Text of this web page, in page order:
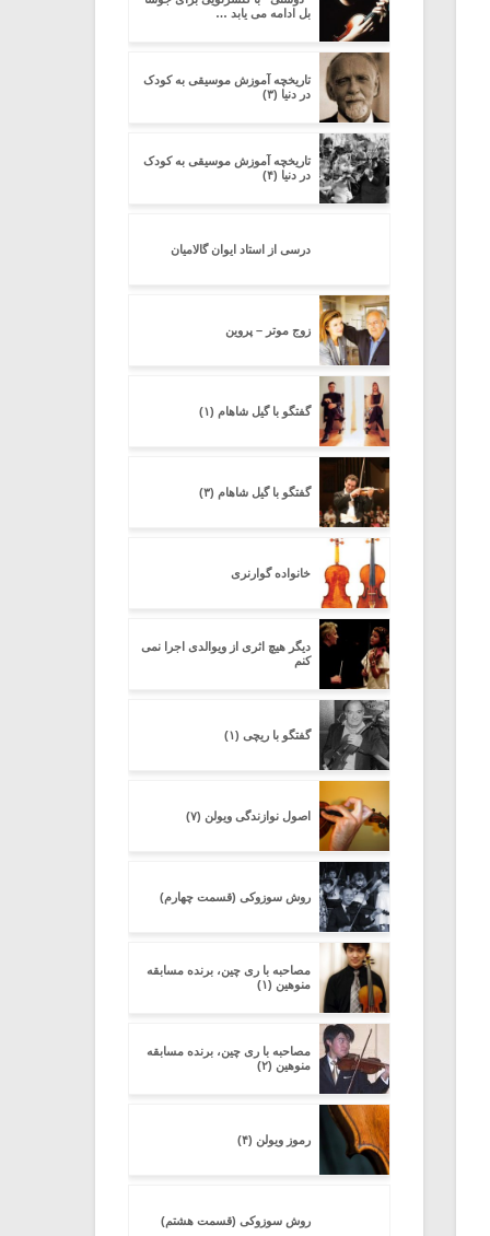
بل ادامه می یابد …
تاریخچه آموزش موسیقی به کودک
در دنیا (۳)
تاریخچه آموزش موسیقی به کودک
در دنیا (۴)
درسی از استاد ایوان گالامیان
زوج موتر – پروین
گفتگو با گیل شاهام (۱)
گفتگو با گیل شاهام (۳)
خانواده گوارنری
دیگر هیچ اثرى از ویوالدى اجرا نمى
کنم
گفتگو با ریچی (۱)
اصول نوازندگی ویولن (۷)
روش سوزوکی (قسمت چهارم)
مصاحبه با ری چین، برنده مسابقه
منوهین (۱)
مصاحبه با ری چین، برنده مسابقه
منوهین (۲)
رموز ویولن (۴)
روش سوزوکی (قسمت هشتم)